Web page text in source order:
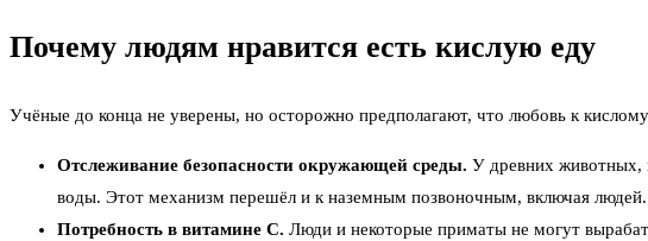
Почему людям нравится есть кислую еду
Учёные до конца не уверены, но осторожно предполагают, что любовь к
Отслеживание безопасности окружающей среды. У древних животных,
воды. Этот механизм перешёл и к наземным позвоночным, включая людей.
Потребность в витамине С. Люди и некоторые приматы не могут